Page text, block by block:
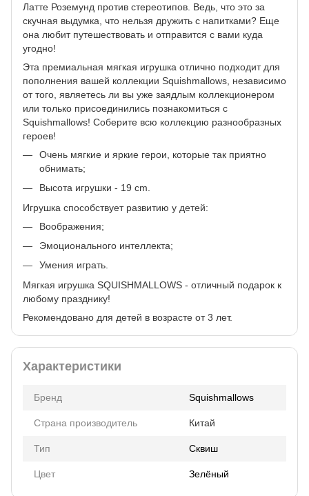
Латте Роземунд против стереотипов. Ведь, что это за
скучная выдумка, что нельзя дружить с напитками? Еще
она любит путешествовать и отправится с вами куда
угодно!
Эта премиальная мягкая игрушка отлично подходит для
пополнения вашей коллекции Squishmallows, независимо
от того, являетесь ли вы уже заядлым коллекционером
или только присоединились познакомиться с
Squishmallows! Соберите всю коллекцию разнообразных
героев!
Очень мягкие и яркие герои, которые так приятно
обнимать;
Высота игрушки - 19 cm.
Игрушка способствует развитию у детей:
Воображения;
Эмоционального интеллекта;
Умения играть.
Мягкая игрушка SQUISHMALLOWS - отличный подарок к
любому празднику!
Рекомендовано для детей в возрасте от 3 лет.
Характеристики
Бренд Squishmallows
Страна производитель Китай
Тип Сквиш
Цвет Зелёный